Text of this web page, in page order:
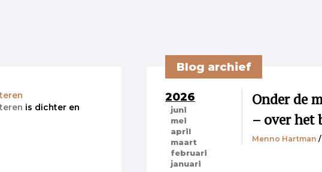
is dichter en
Blog archief
2026
juni
mei
april
maart
februari
januari
Onder de
– over het
Menno Hartman